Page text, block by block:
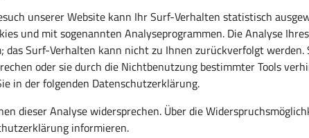
unserer Website kann Ihr Surf-Verhalten statistisch
und mit sogenannten Analyseprogrammen. Die Analyse
das Surf-Verhalten kann nicht zu Ihnen zurückverfolgt werden.
oder sie durch die Nichtbenutzung bestimmter Tools
in der folgenden Datenschutzerklärung.
dieser Analyse widersprechen. Über die
informieren.